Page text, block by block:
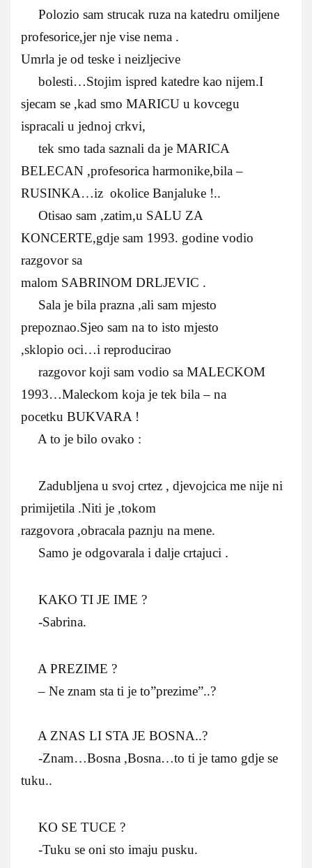
Polozio sam strucak ruza na katedru omiljene
profesorice,jer nje vise nema .
Umrla je od teske i neizljecive
bolesti…Stojim ispred katedre kao nijem.I
sjecam se ,kad smo MARICU u kovcegu
ispracali u jednoj crkvi,
tek smo tada saznali da je MARICA
BELECAN ,profesorica harmonike,bila –
RUSINKA…iz okolice Banjaluke !..
Otisao sam ,zatim,u SALU ZA
KONCERTE,gdje sam 1993. godine vodio
razgovor sa
malom SABRINOM DRLJEVIC .
Sala je bila prazna ,ali sam mjesto
prepoznao.Sjeo sam na to isto mjesto
,sklopio oci…i reproducirao
razgovor koji sam vodio sa MALECKOM
1993…Maleckom koja je tek bila – na
pocetku BUKVARA !
A to je bilo ovako :
Zadubljena u svoj crtez , djevojcica me nije ni
primijetila .Niti je ,tokom
razgovora ,obracala paznju na mene.
Samo je odgovarala i dalje crtajuci .
KAKO TI JE IME ?
-Sabrina.
A PREZIME ?
– Ne znam sta ti je to”prezime”..?
A ZNAS LI STA JE BOSNA..?
-Znam…Bosna ,Bosna…to ti je tamo gdje se
tuku..
KO SE TUCE ?
-Tuku se oni sto imaju pusku.